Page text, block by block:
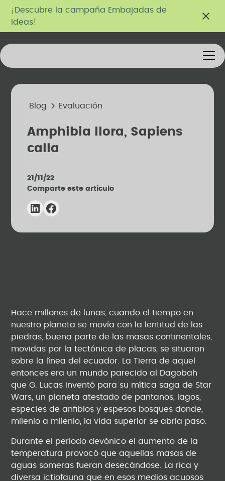
¡Descubre la campaña Embajadas de
Ideas!
Blog Evaluación
Amphibia llora, Sapiens
calla
21/11/22
Comparte este artículo
Hace millones de lunas, cuando el tiempo en
nuestro planeta se movía con la lentitud de las
piedras, buena parte de las masas continentales,
movidas por la tectónica de placas, se situaron
sobre la línea del ecuador. La Tierra de aquel
entonces era un mundo parecido al Dagobah
que G. Lucas inventó para su mítica saga de Star
Wars, un planeta atestado de pantanos, lagos,
especies de anfibios y espesos bosques donde,
milenio a milenio, la vida superior se abría paso.
Durante el periodo devónico el aumento de la
temperatura provocó que aquellas masas de
aguas someras fueran desecándose. La rica y
diversa ictiofauna que en esos medios acuosos